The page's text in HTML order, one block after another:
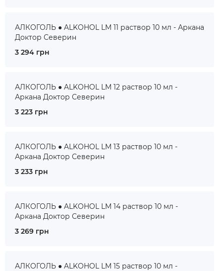
АЛКОГОЛЬ ● ALKOHOL LM 11 раствор 10 мл - Аркана
Доктор Северин
3 294 грн
АЛКОГОЛЬ ● ALKOHOL LM 12 раствор 10 мл -
Аркана Доктор Северин
3 223 грн
АЛКОГОЛЬ ● ALKOHOL LM 13 раствор 10 мл -
Аркана Доктор Северин
3 233 грн
АЛКОГОЛЬ ● ALKOHOL LM 14 раствор 10 мл -
Аркана Доктор Северин
3 269 грн
АЛКОГОЛЬ ● ALKOHOL LM 15 раствор 10 мл -